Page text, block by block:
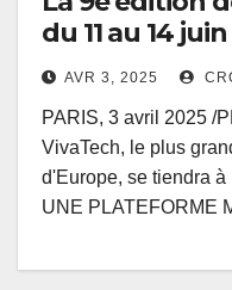
du 11 au 14
AVR 3, 2025
PARIS, 3 avril 2025 /
VivaTech, le plus
d'Europe, se tiendra
UNE PLATEFORME